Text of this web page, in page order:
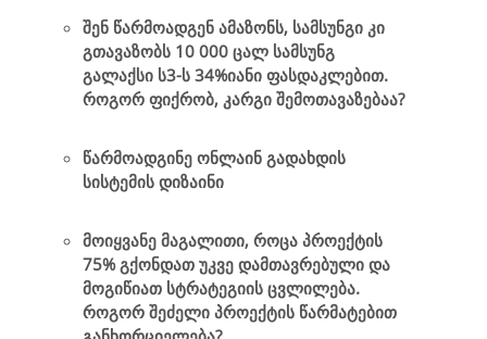
შენ წარმოადგენ ამაზონს, სამსუნგი კი
გთავაზობს 10 000 ცალ სამსუნგ
გალაქსი ს3-ს 34%იანი ფასდაკლებით.
როგორ ფიქრობ, კარგი შემოთავაზებაა?
წარმოადგინე ონლაინ გადახდის
სისტემის დიზაინი
მოიყვანე მაგალითი, როცა პროექტის
75% გქონდათ უკვე დამთავრებული და
მოგიწიათ სტრატეგიის ცვლილება.
როგორ შეძელი პროექტის წარმატებით